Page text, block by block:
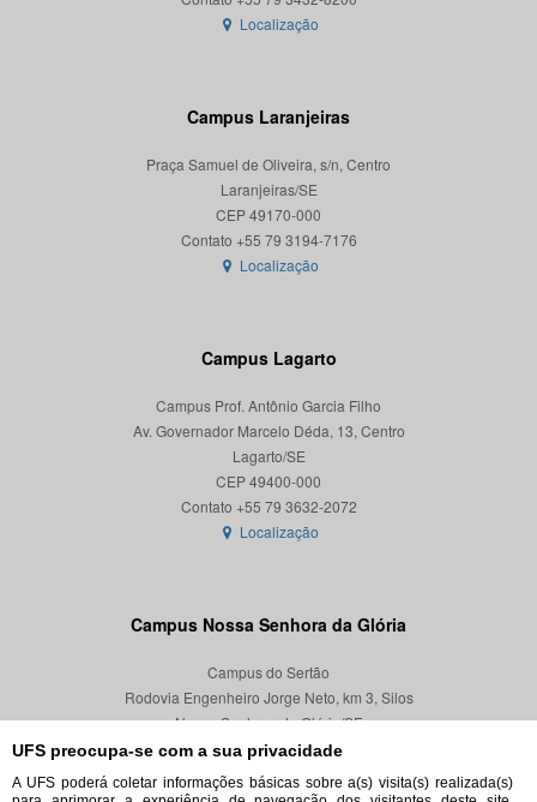
UFS preocupa-se com a sua privacidade
A UFS poderá coletar informações básicas sobre a(s) visita(s) realizada(s)
Localização
Campus Laranjeiras
Praça Samuel de Oliveira, s/n, Centro
Laranjeiras/SE
CEP 49170-000
Localização
Campus Lagarto
Campus Prof. Antônio Garcia Filho
Av. Governador Marcelo Déda, 13, Centro
Lagarto/SE
CEP 49400-000
Localização
Campus Nossa Senhora da Glória
Campus do Sertão
Rodovia Engenheiro Jorge Neto, km 3, Silos
Nossa Senhora da Glória/SE
CEP 49680-000